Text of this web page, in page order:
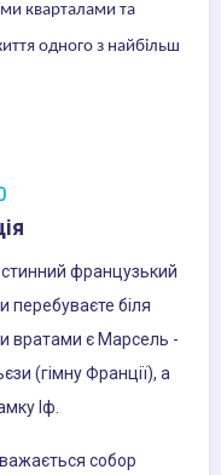
кварталами та
одного з найбільш
французький
перебуваєте біля
вратами є Марсель -
(гімну Франції), а
Іф.
собор